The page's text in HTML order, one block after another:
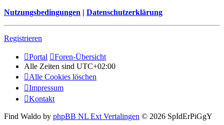
Nutzungsbedingungen | Datenschutzerklärung
Registrieren
Portal
Foren-Übersicht
Alle Zeiten sind UTC+02:00
Alle Cookies löschen
Impressum
Kontakt
Find Waldo by phpBB NL Ext Vertalingen © 2026 SpIdErPiGgY